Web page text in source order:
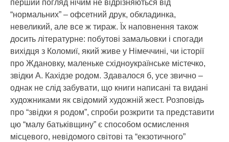
перший погляд нічим не відрізняються від
“нормальних” – офсетний друк, обкладинка,
невеликий, але все ж тираж. Їх наповнення також
досить літературне: побутові замальовки і спогади
вихідця з Коломиї, який живе у Німеччині, чи історії
про Ждановку, маленьке східноукраїнське містечко,
звідки А. Кахідзе родом. Здавалося б, усе звично –
однак не слід забувати, що книги написані та видані
художниками як свідомий художній жест. Розповідь
про “звідки я родом”, спроби розкрити та представити
цю “малу батьківщину” є способом осмислення
місцевого, невідомого світові та “екзотичного”